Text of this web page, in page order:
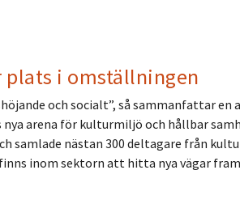
i omställningen
och socialt”, så sammanfattar
arena för kulturmiljö och hållbar
samlade nästan 300 deltagare från
inom sektorn att hitta nya vägar